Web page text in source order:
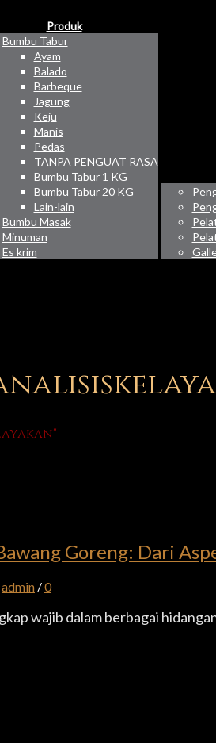
Produk
Bumbu Tabur
Ayam
Balado
Barbeque
Jagung
Keju
Manis
Pedas
TANPA PENGUAT RASA
Bumbu Tabur 1 KG
Bumbu Tabur 20 KG
Lain-lain
Bumbu Masak
Minuman
Es krim
Goreng: Dari
admin /0
wajib dalam berbagai